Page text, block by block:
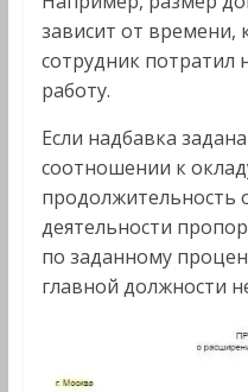
зависит от времени,
сотрудник потратил
работу.
Если надбавка
соотношении к
продолжительность
деятельности
по заданному
главной должности